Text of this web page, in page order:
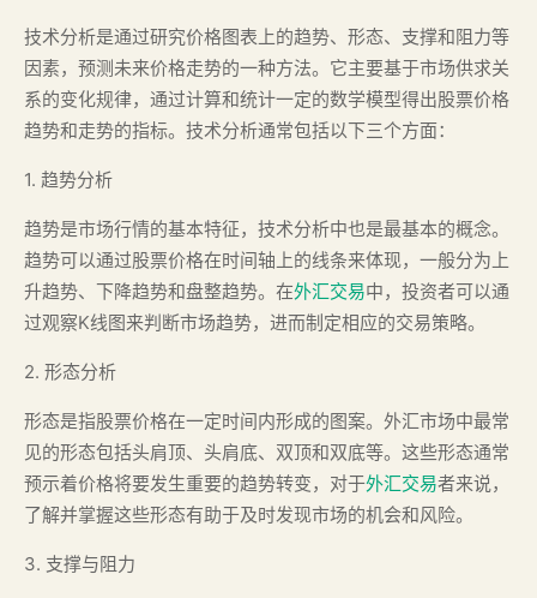
技术分析是通过研究价格图表上的趋势、形态、支撑和阻力等
因素，预测未来价格走势的一种方法。它主要基于市场供求关
系的变化规律，通过计算和统计一定的数学模型得出股票价格
趋势和走势的指标。技术分析通常包括以下三个方面：
1. 趋势分析
趋势是市场行情的基本特征，技术分析中也是最基本的概念。
趋势可以通过股票价格在时间轴上的线条来体现，一般分为上
升趋势、下降趋势和盘整趋势。在外汇交易中，投资者可以通
过观察K线图来判断市场趋势，进而制定相应的交易策略。
2. 形态分析
形态是指股票价格在一定时间内形成的图案。外汇市场中最常
见的形态包括头肩顶、头肩底、双顶和双底等。这些形态通常
预示着价格将要发生重要的趋势转变，对于外汇交易者来说，
了解并掌握这些形态有助于及时发现市场的机会和风险。
3. 支撑与阻力